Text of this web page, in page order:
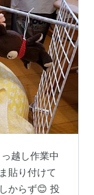
越し作業中
貼り付けて
からず😊 投